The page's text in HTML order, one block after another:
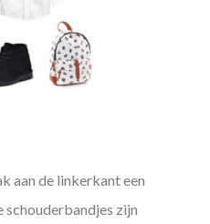
aan de linkerkant een
schouderbandjes zijn